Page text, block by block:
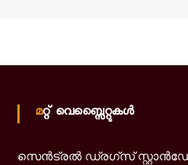
മറ്റ് വെബ്സൈറ്റുകൾ
സെൻട്രൽ ഡ്രഗ്‌സ്